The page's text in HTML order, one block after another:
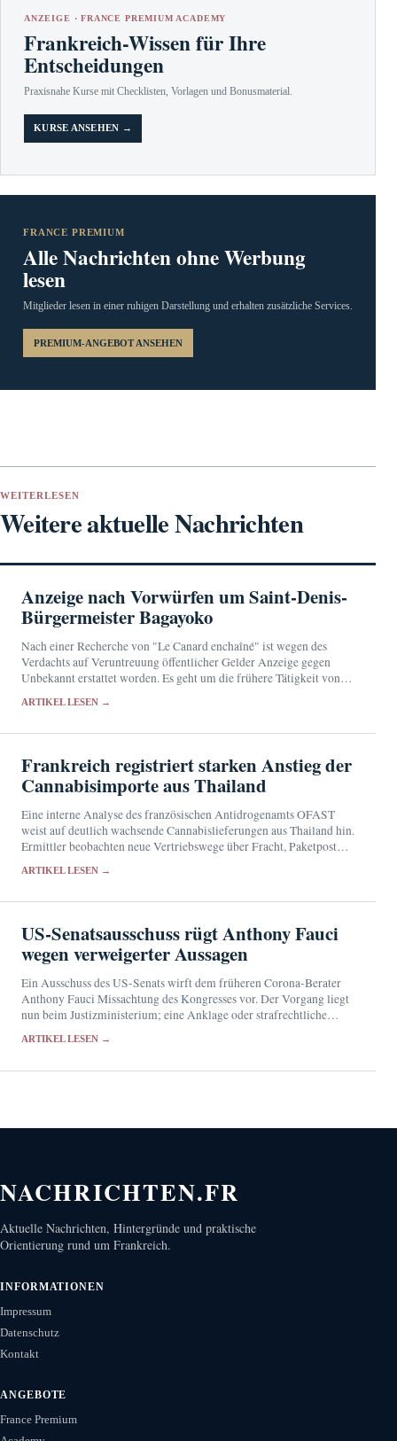
ANZEIGE · FRANCE PREMIUM ACADEMY
Frankreich-Wissen für Ihre
Entscheidungen
Praxisnahe Kurse mit Checklisten, Vorlagen und Bonusmaterial.
KURSE ANSEHEN →
FRANCE PREMIUM
Alle Nachrichten ohne Werbung
lesen
Mitglieder lesen in einer ruhigen Darstellung und erhalten zusätzliche Services.
PREMIUM-ANGEBOT ANSEHEN
WEITERLESEN
Weitere aktuelle Nachrichten
Anzeige nach Vorwürfen um Saint-Denis-
Bürgermeister Bagayoko
Nach einer Recherche von "Le Canard enchaîné" ist wegen des
Verdachts auf Veruntreuung öffentlicher Gelder Anzeige gegen
Unbekannt erstattet worden. Es geht um die frühere Tätigkeit von
ARTIKEL LESEN →
Frankreich registriert starken Anstieg der
Cannabisimporte aus Thailand
Eine interne Analyse des französischen Antidrogenamts OFAST
weist auf deutlich wachsende Cannabislieferungen aus Thailand hin.
Ermittler beobachten neue Vertriebswege über Fracht, Paketpost
ARTIKEL LESEN →
US-Senatsausschuss rügt Anthony Fauci
wegen verweigerter Aussagen
Ein Ausschuss des US-Senats wirft dem früheren Corona-Berater
Anthony Fauci Missachtung des Kongresses vor. Der Vorgang liegt
nun beim Justizministerium; eine Anklage oder strafrechtliche
ARTIKEL LESEN →
NACHRICHTEN.FR
Aktuelle Nachrichten, Hintergründe und praktische
Orientierung rund um Frankreich.
INFORMATIONEN
Impressum
Datenschutz
Kontakt
ANGEBOTE
France Premium